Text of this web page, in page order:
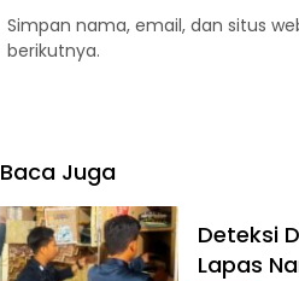
Simpan nama, email, dan situs
berikutnya.
Baca Juga
Deteksi
Lapas